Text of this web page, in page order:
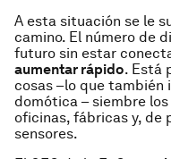
A esta situación se le
camino. El número de
futuro sin estar
aumentar rápido. Está
cosas –lo que también
domótica – siembre
oficinas, fábricas y, de
sensores.